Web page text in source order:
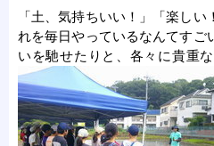
「土、気持ちいい！」「楽し
れを毎日やっているなんてすご
いを馳せたりと、各々に貴重